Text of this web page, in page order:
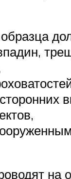
на